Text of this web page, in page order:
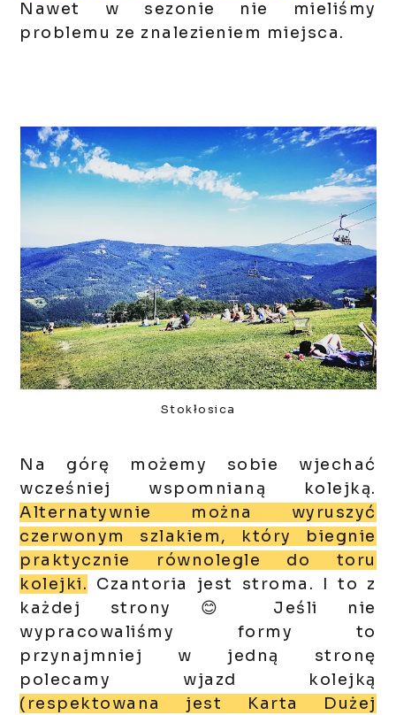
Nawet w sezonie nie mieliśmy
problemu ze znalezieniem miejsca.
Stokłosica
Na górę możemy sobie wjechać
wcześniej wspomnianą kolejką.
Alternatywnie można wyruszyć
czerwonym szlakiem, który biegnie
praktycznie równolegle do toru
kolejki. Czantoria jest stroma. I to z
każdej strony 😊 Jeśli nie
wypracowaliśmy formy
to
przynajmniej w jedną stronę
polecamy wjazd kolejką
(respektowana jest Karta Dużej